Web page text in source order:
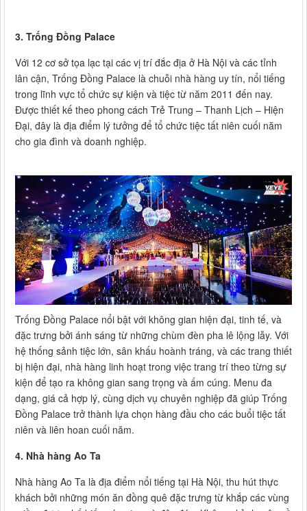
3. Trống Đồng Palace
Với 12 cơ sở tọa lạc tại các vị trí đắc địa ở Hà Nội và các tỉnh
lân cận, Trống Đồng Palace là chuỗi nhà hàng uy tín, nổi tiếng
trong lĩnh vực tổ chức sự kiện và tiệc từ năm 2011 đến nay.
Được thiết kế theo phong cách Trẻ Trung – Thanh Lịch – Hiện
Đại, đây là địa điểm lý tưởng để tổ chức tiệc tất niên cuối năm
cho gia đình và doanh nghiệp.
Trống Đồng Palace nổi bật với không gian hiện đại, tinh tế, và
đặc trưng bởi ánh sáng từ những chùm đèn pha lê lộng lẫy. Với
hệ thống sảnh tiệc lớn, sân khấu hoành tráng, và các trang thiết
bị hiện đại, nhà hàng linh hoạt trong việc trang trí theo từng sự
kiện để tạo ra không gian sang trọng và ấm cúng. Menu đa
dạng, giá cả hợp lý, cùng dịch vụ chuyên nghiệp đã giúp Trống
Đồng Palace trở thành lựa chọn hàng đầu cho các buổi tiệc tất
niên và liên hoan cuối năm.
4. Nhà hàng Ao Ta
Nhà hàng Ao Ta là địa điểm nổi tiếng tại Hà Nội, thu hút thực
khách bởi những món ăn đồng quê đặc trưng từ khắp các vùng